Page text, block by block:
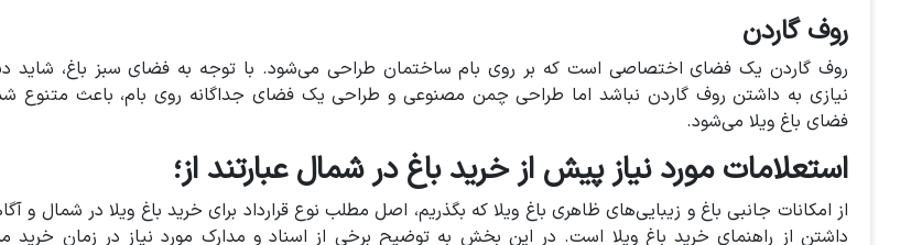
روف گاردن
روف گاردن یک فضای اختصاصی است که بر روی بام ساختمان طراحی می‌شود. با توجه به فضای سبز باغ، شاید
نیازی به داشتن روف گاردن نباشد اما طراحی چمن مصنوعی و طراحی یک فضای جداگانه روی بام، باعث متنوع
فضای باغ ویلا می‌شود.
استعلامات مورد نیاز پیش از خرید باغ در شمال عبارتند از؛
از امکانات جانبی باغ و زیبایی‌های ظاهری باغ ویلا که بگذریم، اصل مطلب نوع قرارداد برای خرید باغ ویلا در شمال و
داشتن از راهنمای خرید باغ ویلا است. در این بخش به توضیح برخی از اسناد و مدارک مورد نیاز در زمان خرید